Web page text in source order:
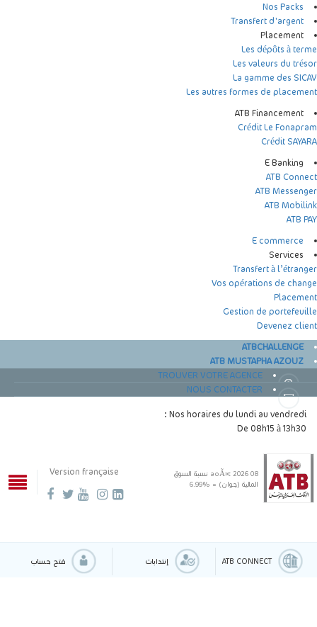
Nos Packs
Transfert d'argent
Placement
Les dépôts à terme
Les valeurs du trésor
La gamme des SICAV
Les autres formes de placement
ATB Financement
Crédit Le Fonapram
Crédit SAYARA
E Banking
ATB Connect
ATB Messenger
ATB Mobilink
ATB PAY
E commerce
Services
Transfert à l’étranger
Vos opérations de change
Placement
Gestion de portefeuille
Devenez client
ATBCHALLENGE
ATB MUSTAPHA AZOUZ
TROUVER VOTRE AGENCE
NOUS CONTACTER
Nos horaires du lundi au vendredi :
De 08h15 à 13h30
Version française 08 aoÃ»t 2026
نسبة السوق
المالية (جوان) = %6.99
ATB CONNECT إنتدابات فتح حساب